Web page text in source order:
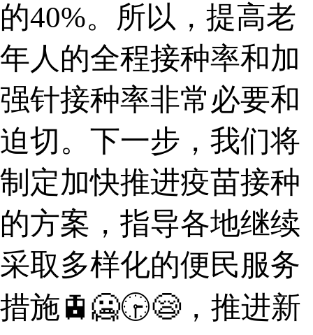
的40%。所以，提高老
年人的全程接种率和加
强针接种率非常必要和
迫切。下一步，我们将
制定加快推进疫苗接种
的方案，指导各地继续
采取多样化的便民服务
措施🚊🥶🕞😪，推进新